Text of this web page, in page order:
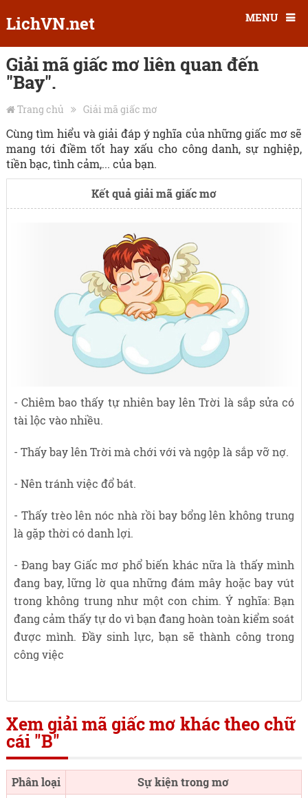
LichVN.net MENU
Giải mã giấc mơ liên quan đến
"Bay".
Trang chủ Giải mã giấc mơ
Cùng tìm hiểu và giải đáp ý nghĩa của những giấc mơ sẽ
mang tới điềm tốt hay xấu cho công danh, sự nghiệp,
tiền bạc, tình cảm,... của bạn.
Kết quả giải mã giấc mơ
- Chiêm bao thấy tự nhiên bay lên Trời là sắp sửa có
tài lộc vào nhiều.
- Thấy bay lên Trời mà chới với và ngộp là sắp vỡ nợ.
- Nên tránh việc đổ bát.
- Thấy trèo lên nóc nhà rồi bay bổng lên không trung
là gặp thời có danh lợi.
- Đang bay Giấc mơ phổ biến khác nữa là thấy mình
đang bay, lững lờ qua những đám mây hoặc bay vút
trong không trung như một con chim. Ý nghĩa: Bạn
đang cảm thấy tự do vì bạn đang hoàn toàn kiểm soát
được mình. Đầy sinh lực, bạn sẽ thành công trong
công việc
Xem giải mã giấc mơ khác theo chữ
cái "B"
Phân loại
Sự kiện trong mơ